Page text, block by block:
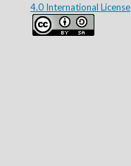
4.0 International License